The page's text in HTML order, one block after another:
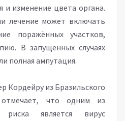
и изменение цвета органа.
лечение может включать
поражённых участков,
В запущенных случаях
полная ампутация.
Кордейру из Бразильского
что одним из
является вирус